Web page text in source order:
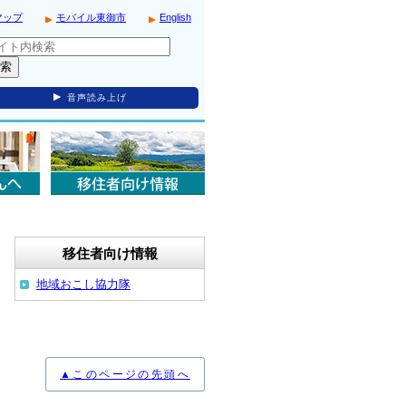
English
モバイル東御市
ップ
音声読み上げ
移住者向け情報
地域おこし協力隊
▲このページの先頭へ